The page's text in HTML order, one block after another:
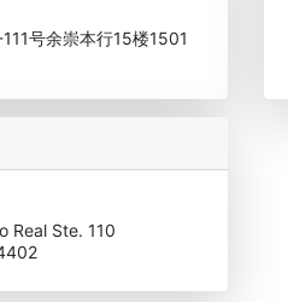
号余崇本行15楼1501
Real Ste. 110